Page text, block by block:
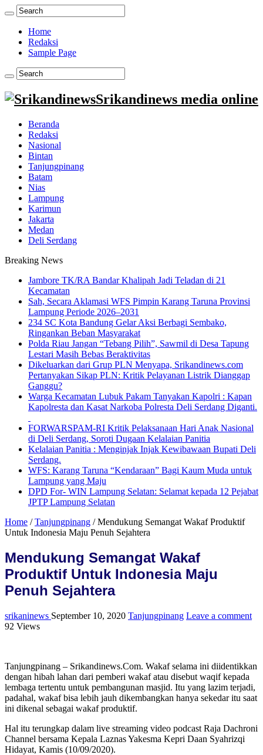
Home
Redaksi
Sample Page
Srikandinews media online
Beranda
Redaksi
Nasional
Bintan
Tanjungpinang
Batam
Nias
Lampung
Karimun
Jakarta
Medan
Deli Serdang
Breaking News
Jambore TK/RA Bandar Khalipah Jadi Teladan di 21
Kecamatan
Sah, Secara Aklamasi WFS Pimpin Karang Taruna Provinsi
Lampung Periode 2026–2031
234 SC Kota Bandung Gelar Aksi Berbagi Sembako,
Ringankan Beban Masyarakat
Polda Riau Jangan “Tebang Pilih”, Sawmil di Desa Tapung
Lestari Masih Bebas Beraktivitas
Dikeluarkan dari Grup PLN Menyapa, Srikandinews.com
Pertanyakan Sikap PLN: Kritik Pelayanan Listrik Dianggap
Ganggu?
Warga Kecamatan Lubuk Pakam Tanyakan Kapolri : Kapan
Kapolresta dan Kasat Narkoba Polresta Deli Serdang Diganti.
FORWARSPAM-RI Kritik Pelaksanaan Hari Anak Nasional
di Deli Serdang, Soroti Dugaan Kelalaian Panitia
Kelalaian Panitia : Menginjak Injak Kewibawaan Bupati Deli
Serdang.
WFS: Karang Taruna “Kendaraan” Bagi Kaum Muda untuk
Lampung yang Maju
DPD For- WIN Lampung Selatan: Selamat kepada 12 Pejabat
JPTP Lampung Selatan
Home / Tanjungpinang / Mendukung Semangat Wakaf Produktif
Untuk Indonesia Maju Penuh Sejahtera
Mendukung Semangat Wakaf
Produktif Untuk Indonesia Maju
Penuh Sejahtera
srikaninews September 10, 2020 Tanjungpinang Leave a comment
92 Views
Tanjungpinang – Srikandinews.Com. Wakaf selama ini diidentikkan
dengan hibah lahan dari pemberi wakaf atau disebut waqif kepada
lembaga tertentu untuk pembangunan masjid. Itu yang lazim terjadi,
padahal, wakaf bisa lebih jauh dikembangkan hanya sekedar itu saat
ini dikenal sebagai wakaf produktif.
Hal itu terungkap dalam live streaming video podcast Raja Dachroni
Channel bersama Kepala Laznas Yakesma Kepri Daan Syahrizqi
Hidayat, Kamis (10/09/2020).